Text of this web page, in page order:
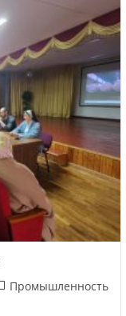
Промышленность